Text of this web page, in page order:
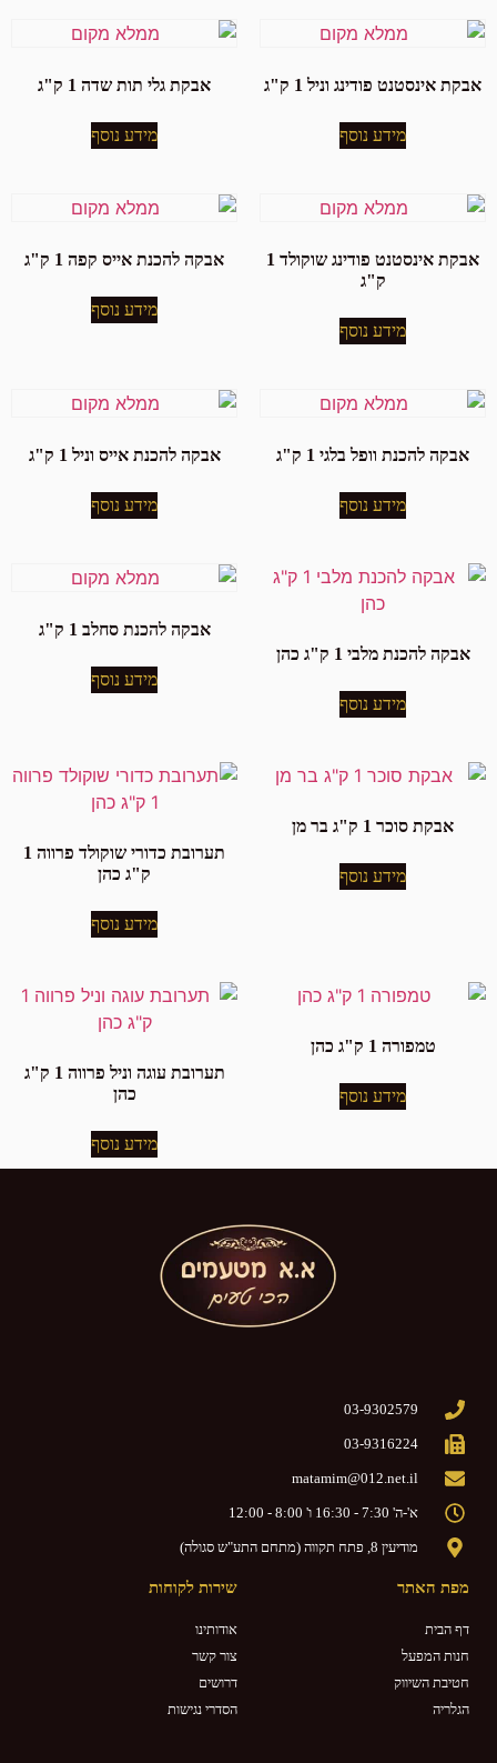
אבקת אינסטנט פודינג וניל 1 ק"ג
מידע נוסף
אבקת גלי תות שדה 1 ק"ג
מידע נוסף
אבקת אינסטנט פודינג שוקולד 1
ק"ג
מידע נוסף
אבקה להכנת אייס קפה 1 ק"ג
מידע נוסף
אבקה להכנת וופל בלגי 1 ק"ג
מידע נוסף
אבקה להכנת אייס וניל 1 ק"ג
מידע נוסף
אבקה להכנת מלבי 1 ק"ג כהן
מידע נוסף
אבקה להכנת סחלב 1 ק"ג
מידע נוסף
אבקת סוכר 1 ק"ג בר מן
מידע נוסף
תערובת כדורי שוקולד פרווה 1
ק"ג כהן
מידע נוסף
טמפורה 1 ק"ג כהן
מידע נוסף
תערובת עוגה וניל פרווה 1 ק"ג
כהן
מידע נוסף
03-9302579
03-9316224
matamim@012.net.il
א'-ה' 7:30 - 16:30 ו' 8:00 - 12:00
מודיעין 8, פתח תקווה (מתחם התע"ש סגולה)
מפת האתר
דף הבית
חנות המפעל
חטיבת השיווק
הגלריה
שירות לקוחות
אודותינו
צור קשר
דרושים
הסדרי נגישות